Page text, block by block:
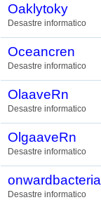
Oaklytoky
Desastre informatico
Oceancren
Desastre informatico
OlaaveRn
Desastre informatico
OlgaaveRn
Desastre informatico
onwardbacteria
Desastre informatico